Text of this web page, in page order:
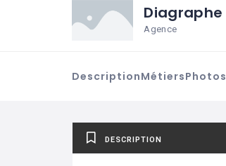
Diagraphe
Agence
DescriptionMétiersPhotos
DESCRIPTION